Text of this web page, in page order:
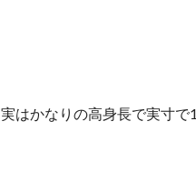
はかなりの高身長で実寸で